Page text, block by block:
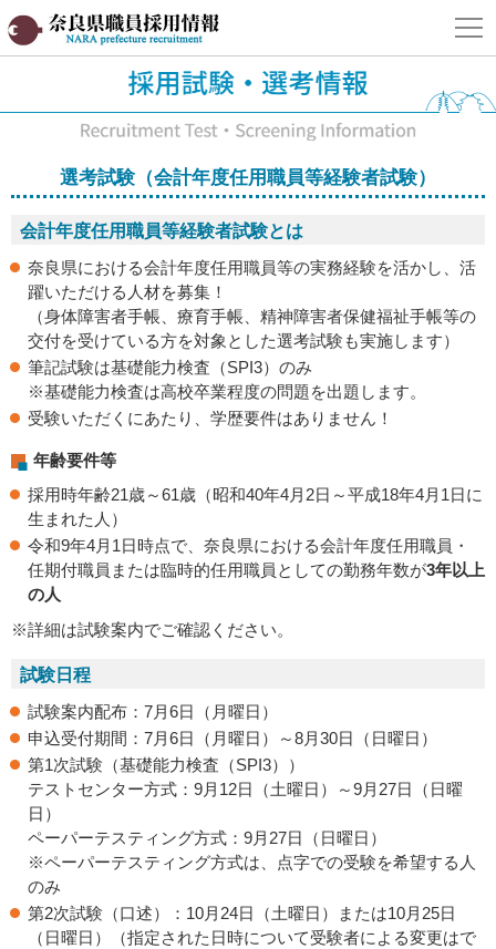
奈良県職員採用情報サイト
選考試験（会計年度任用職員等経験者試験）
会計年度任用職員等経験者試験とは
奈良県における会計年度任用職員等の実務経験を活かし、活
躍いただける人材を募集！
（身体障害者手帳、療育手帳、精神障害者保健福祉手帳等の
交付を受けている方を対象とした選考試験も実施します）
筆記試験は基礎能力検査（SPI3）のみ
※基礎能力検査は高校卒業程度の問題を出題します。
受験いただくにあたり、学歴要件はありません！
年齢要件等
採用時年齢21歳～61歳（昭和40年4月2日～平成18年4月1日に
生まれた人）
令和9年4月1日時点で、奈良県における会計年度任用職員・
任期付職員または臨時的任用職員としての勤務年数が3年以上
の人
※詳細は試験案内でご確認ください。
試験日程
試験案内配布：7月6日（月曜日）
申込受付期間：7月6日（月曜日）～8月30日（日曜日）
第1次試験（基礎能力検査（SPI3））
テストセンター方式：9月12日（土曜日）～9月27日（日曜
日）
ペーパーテスティング方式：9月27日（日曜日）
※ペーパーテスティング方式は、点字での受験を希望する人
のみ
第2次試験（口述）：10月24日（土曜日）または10月25日
（日曜日）（指定された日時について受験者による変更はで